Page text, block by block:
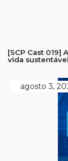
[SCP Cast 019]
vida sustentável
agosto 3,